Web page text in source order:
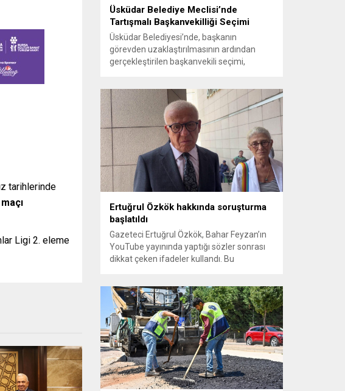
tarihlerinde
Ligi 2. eleme
Üsküdar Belediye Meclisi’nde
Tartışmalı Başkanvekilliği Seçimi
Üsküdar Belediyesi’nde, başkanın
görevden uzaklaştırılmasının ardından
gerçekleştirilen başkanvekili seçimi,
oylamada usul ve gizlilikle ilgili ciddi iddialar
ortaya atıldı; bazı oyların geçersiz
sayılması ve meclis içindeki yönlendirmeler
kamuoyunda tepkilere yol açtı. Seçim
sürecinde yaşanan gelişmeler, parti
grupları arasındaki gerilimi artırdı. CHP’nin...
Ertuğrul Özkök hakkında soruşturma
başlatıldı
Gazeteci Ertuğrul Özkök, Bahar Feyzan’ın
YouTube yayınında yaptığı sözler sonrası
dikkat çeken ifadeler kullandı. Bu
‘Cumhurbaşkanına hakaret’ suçundan
re’sen soruşturma başlatıldı. Özkök,
hakkındaki soruşturma kapsamında
Çağlayan’daki İstanbul Adalet Sarayı’na
giderek savcılığa ifade verdi. İfadesinin
ardından adliyeden ayrıldığı bildirildi.
Programdaki sözleri ve savunması...